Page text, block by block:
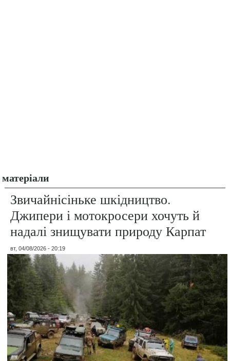
матеріали
Звичайнісіньке шкідництво.
Джипери і мотокросери хочуть й
надалі знищувати природу Карпат
вт, 04/08/2026 - 20:19